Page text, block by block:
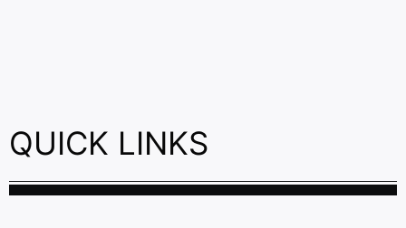
QUICK LINKS